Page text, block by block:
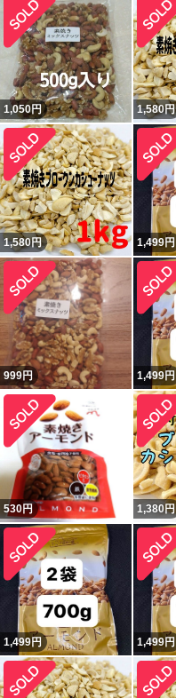
1,050円 1,580円
1,580円 1,499円
999円 1,499円
530円 1,380円
1,499円 1,499円